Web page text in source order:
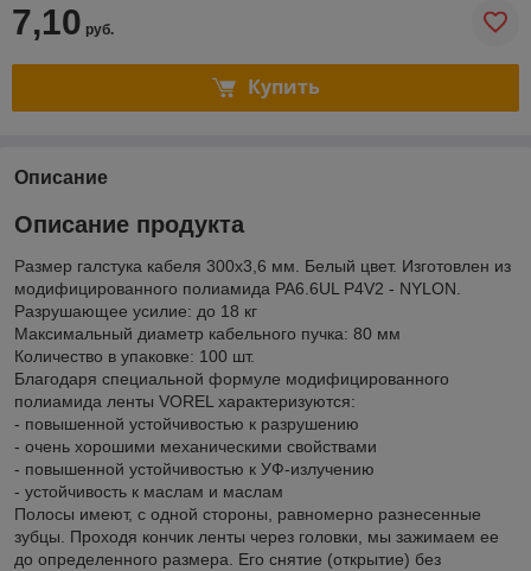
7,10 руб.
Купить
Описание
Описание продукта
Размер галстука кабеля 300x3,6 мм. Белый цвет. Изготовлен из
модифицированного полиамида PA6.6UL P4V2 - NYLON.
Разрушающее усилие: до 18 кг
Максимальный диаметр кабельного пучка: 80 мм
Количество в упаковке: 100 шт.
Благодаря специальной формуле модифицированного
полиамида ленты VOREL характеризуются:
- повышенной устойчивостью к разрушению
- очень хорошими механическими свойствами
- повышенной устойчивостью к УФ-излучению
- устойчивость к маслам и маслам
Полосы имеют, с одной стороны, равномерно разнесенные
зубцы. Проходя кончик ленты через головки, мы зажимаем ее
до определенного размера. Его снятие (открытие) без